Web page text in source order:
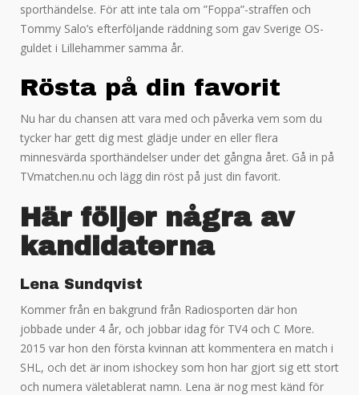
sporthändelse. För att inte tala om ”Foppa”-straffen och
Tommy Salo’s efterföljande räddning som gav Sverige OS-
guldet i Lillehammer samma år.
Rösta på din favorit
Nu har du chansen att vara med och påverka vem som du
tycker har gett dig mest glädje under en eller flera
minnesvärda sporthändelser under det gångna året. Gå in på
TVmatchen.nu och lägg din röst på just din favorit.
Här följer några av
kandidaterna
Lena Sundqvist
Kommer från en bakgrund från Radiosporten där hon
jobbade under 4 år, och jobbar idag för TV4 och C More.
2015 var hon den första kvinnan att kommentera en match i
SHL, och det är inom ishockey som hon har gjort sig ett stort
och numera väletablerat namn. Lena är nog mest känd för